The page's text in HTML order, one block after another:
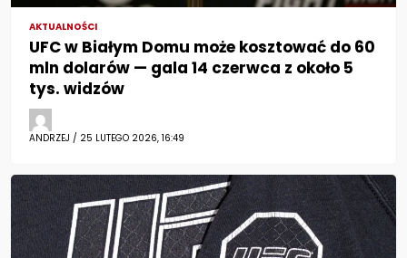
AKTUALNOŚCI
UFC w Białym Domu może kosztować do 60
mln dolarów — gala 14 czerwca z około 5
tys. widzów
ANDRZEJ / 25 LUTEGO 2026, 16:49